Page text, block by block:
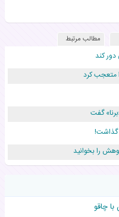
مطالب مرتبط
کند
متعجب کرد
گفت
را بخوانید
چاقو